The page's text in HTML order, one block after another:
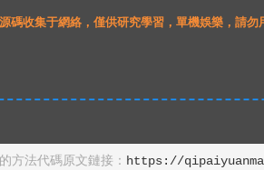
收集于網絡，僅供研究學習，單機娛樂，請勿
方法代碼原文鏈接： https://